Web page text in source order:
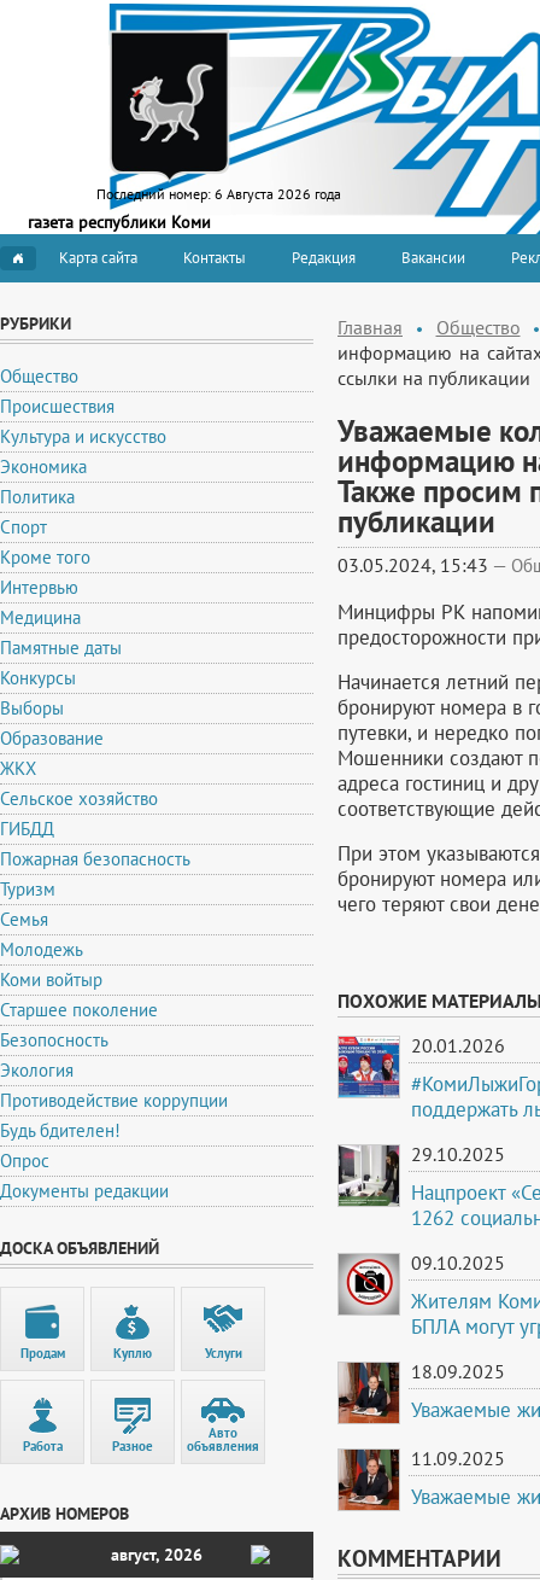
Последний номер: 6 Августа 2026 года
газета республики Коми
Карта сайта Контакты Редакция Вакансии
РУБРИКИ
Общество
Происшествия
Культура и искусство
Экономика
Политика
Спорт
Кроме того
Интервью
Медицина
Памятные даты
Конкурсы
Выборы
Образование
ЖКХ
Сельское хозяйство
ГИБДД
Пожарная безопасность
Туризм
Семья
Молодежь
Коми войтыр
Старшее поколение
Безопосность
Экология
Противодействие коррупции
Будь бдителен!
Опрос
Документы редакции
ДОСКА ОБЪЯВЛЕНИЙ
Продам Куплю Услуги
Работа Разное
Авто
объявления
АРХИВ НОМЕРОВ
август, 2026
Главная
Общество
информацию на
ссылки на публикации
Уважаемые
информацию
Также просим
публикации
03.05.2024, 15:43 —
Минцифры РК
предосторожности
Начинается летний
бронируют номера в
путевки, и нередко
Мошенники создают
адреса гостиниц и
соответствующие
При этом
бронируют номера
чего теряют свои
ПОХОЖИЕ
20.01.2026
поддержать
29.10.2025
Нацпроект
1262
09.10.2025
Жителям
БПЛА могут
18.09.2025
Уважаемые
11.09.2025
Уважаемые
КОММЕНТАРИИ